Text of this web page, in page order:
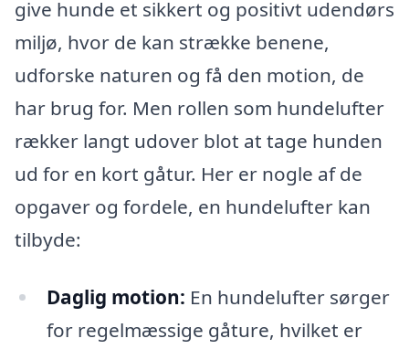
give hunde et sikkert og positivt udendørs
miljø, hvor de kan strække benene,
udforske naturen og få den motion, de
har brug for. Men rollen som hundelufter
rækker langt udover blot at tage hunden
ud for en kort gåtur. Her er nogle af de
opgaver og fordele, en hundelufter kan
tilbyde:
Daglig motion: En hundelufter sørger
for regelmæssige gåture, hvilket er